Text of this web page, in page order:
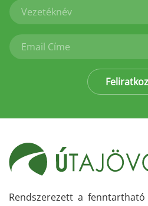
Rendszerezett a